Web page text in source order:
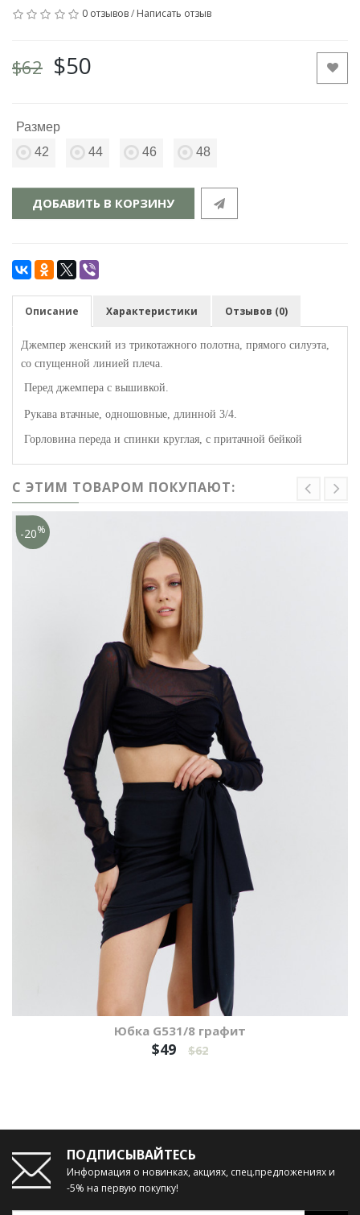
0 отзывов/ Написать отзыв
$62 $50
Размер
42
44 46 48
ДОБАВИТЬ В КОРЗИНУ
Описание Характеристики Отзывов (0)
Джемпер женский из трикотажного полотна, прямого силуэта,
со спущенной линией плеча.
Перед джемпера с вышивкой.
Рукава втачные, одношовные, длинной 3/4.
Горловина переда и спинки круглая, с притачной бейкой
С ЭТИМ ТОВАРОМ ПОКУПАЮТ:
Юбка G531/8 графит
$49 $62
-20%
ПОДПИСЫВАЙТЕСЬ
Информация о новинках, акциях, спец.предложениях и
-5% на первую покупку!